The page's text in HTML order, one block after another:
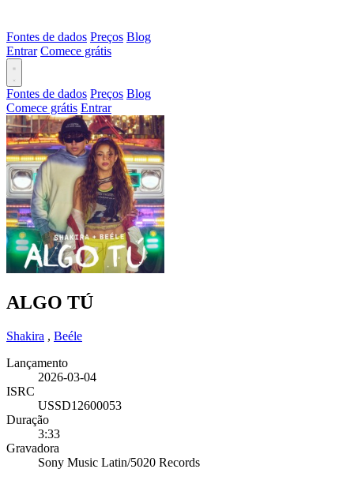
Fontes de dados Preços Blog
Entrar Comece grátis
Fontes de dados Preços Blog
Comece grátis Entrar
ALGO TÚ
Shakira , Beéle
Lançamento
2026-03-04
ISRC
USSD12600053
Duração
3:33
Gravadora
Sony Music Latin/5020 Records